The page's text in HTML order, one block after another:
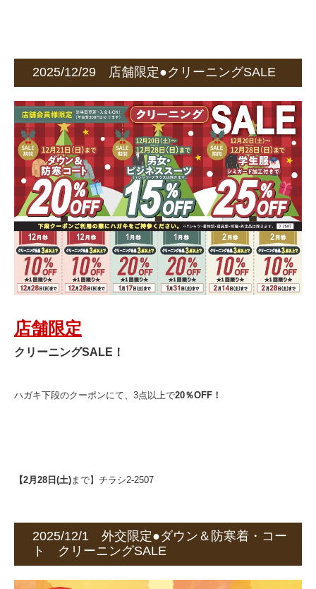
2025/12/29 店舗限定●クリーニングSALE
店舗限定
クリーニングSALE！
ハガキ下段のクーポンにて、3点以上で20％OFF！
【2月28日(土) まで】チラシ2-2507
2025/12/1 外交限定●ダウン＆防寒着・コー
ト クリーニングSALE